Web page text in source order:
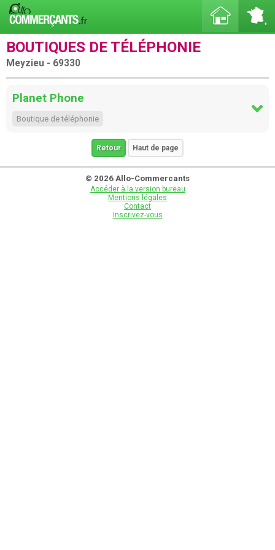
BOUTIQUES DE TÉLÉPHONIE
Meyzieu - 69330
Planet Phone
Boutique de téléphonie
Retour Haut de page
© 2026 Allo-Commercants
Accéder à la version bureau
Mentions légales
Contact
Inscrivez-vous